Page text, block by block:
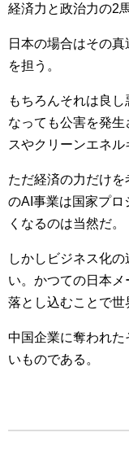
経済力と政治力の2
日本の場合はその
を担う。
もちろんそれは良
なっても公害を発
スやクリーンエネル
ただ経済の力だけ
のAI事業は国家プロ
くなるのは当然だ。
しかしビジネス化
い。かつての日本
落とし込むことで世
中国企業に奪われ
いものである。